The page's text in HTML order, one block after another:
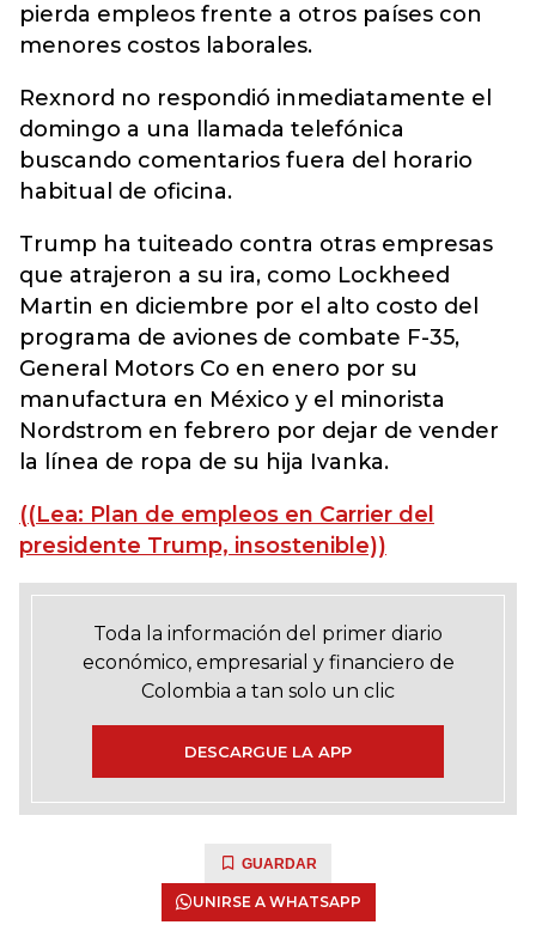
pierda empleos frente a otros países con
menores costos laborales.
Rexnord no respondió inmediatamente el
domingo a una llamada telefónica
buscando comentarios fuera del horario
habitual de oficina.
Trump ha tuiteado contra otras empresas
que atrajeron a su ira, como Lockheed
Martin en diciembre por el alto costo del
programa de aviones de combate F-35,
General Motors Co en enero por su
manufactura en México y el minorista
Nordstrom en febrero por dejar de vender
la línea de ropa de su hija Ivanka.
((Lea: Plan de empleos en Carrier del
presidente Trump, insostenible))
Toda la información del primer diario
económico, empresarial y financiero de
Colombia a tan solo un clic
DESCARGUE LA APP
GUARDAR
UNIRSE A WHATSAPP